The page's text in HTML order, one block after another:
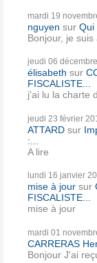
mardi 19
nguyen sur Qui
Bonjour, je suis
jeudi 06
élisabeth sur
FISCALISTE...
j'ai lu la charte
jeudi 23 février
ATTARD sur
:...
A lire
lundi 16 janvier
mise à jour sur
FISCALISTE...
mise à jour
mardi 01
CARRERAS
Bonjour J'ai